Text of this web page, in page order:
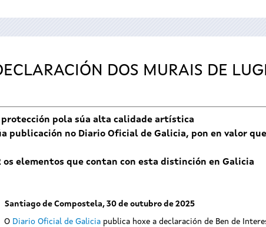
DOS MURAIS DE
protección pola súa alta calidade artística
publicación no Diario Oficial de Galicia, pon en valor
os elementos que contan con esta distinción en Galicia
Santiago de Compostela, 30 de outubro de 2025
O Diario Oficial de Galicia publica hoxe a declaración de Ben de